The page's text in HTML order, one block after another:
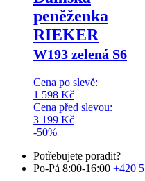
peněženka
RIEKER
W193 zelená S6
Cena po slevě:
1 598 Kč
Cena před slevou:
3 199 Kč
-50%
Potřebujete poradit?
Po-Pá 8:00-16:00 +420